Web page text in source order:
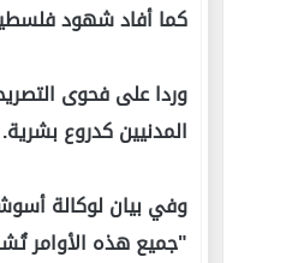
كما أفاد شهود
وردا على فحوى
المدنيين كدروع بشرية.
وفي بيان لوكالة
"جميع هذه الأوامر